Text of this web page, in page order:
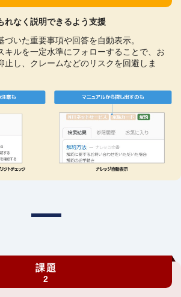
れなく説明できるよう⽀援
づいた重要事項や回答を自動表示。
キルを一定水準にフォローすることで、お
止し、クレームなどのリスクを回避しま
課題
2